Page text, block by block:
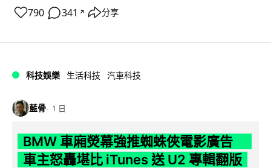
790 341 ↗ 分享
科技娛樂 生活科技 汽車科技
藍骨 1 日
BMW 車廂熒幕強推蜘蛛俠電影廣告
車主怒轟堪比 iTunes 送 U2 專輯翻版